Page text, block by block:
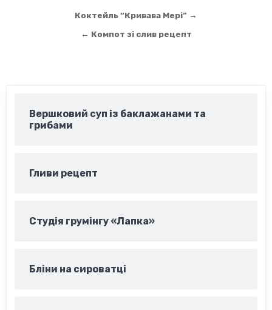
НавігаціяКоктейль “Кривава Мері” →
← Компот зі слив рецепт
Вершковий суп із баклажанами та
грибами
Гливи рецепт
Студія грумінгу «Лапка»
Бліни на сироватці